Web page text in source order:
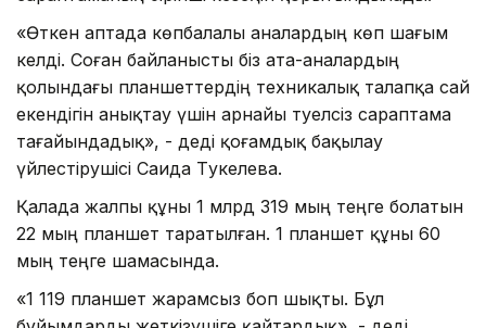
«Өткен аптада көпбалалы аналардың көп шағым
келді. Соған байланысты біз ата-аналардың
қолындағы планшеттердің техникалық талапқа сай
екендігін анықтау үшін арнайы тәуелсіз сараптама
тағайындадық», - деді қоғамдық бақылау
үйлестірушісі Саида Тәукелева.
Қалада жалпы құны 1 млрд 319 мың теңге болатын
22 мың планшет таратылған. 1 планшет құны 60
мың теңге шамасында.
«1 119 планшет жарамсыз боп шықты. Бұл